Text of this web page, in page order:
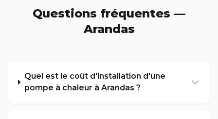
Questions fréquentes —
Arandas
Quel est le coût d'installation d'une
pompe à chaleur à Arandas ?